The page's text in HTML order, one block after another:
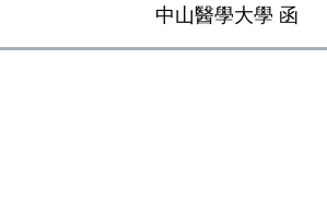
中山醫學大學 函